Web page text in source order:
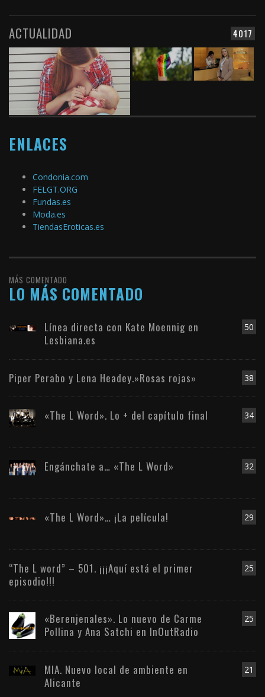
4017
ACTUALIDAD
ENLACES
Condonia.com
FELGT.ORG
Fundas.es
Moda.es
TiendasEroticas.es
MÁS COMENTADO
LO MÁS COMENTADO
50
Línea directa con Kate Moennig en
Lesbiana.es
38
Piper Perabo y Lena Headey.»Rosas rojas»
34
«The L Word». Lo + del capítulo final
32
Engánchate a… «The L Word»
29
«The L Word»… ¡La película!
25
“The L word” – 501. ¡¡¡Aquí está el primer
episodio!!!
25
«Berenjenales». Lo nuevo de Carme
Pollina y Ana Satchi en InOutRadio
21
MIA. Nuevo local de ambiente en
Alicante